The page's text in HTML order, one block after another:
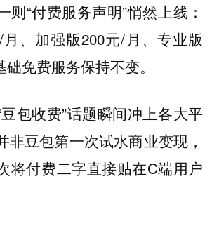
则“付费服务声明”悄然上线：
、加强版200元/月、专业版
免费服务保持不变。
包收费”话题瞬间冲上各大平
非豆包第一次试水商业变现，
将付费二字直接贴在C端用户